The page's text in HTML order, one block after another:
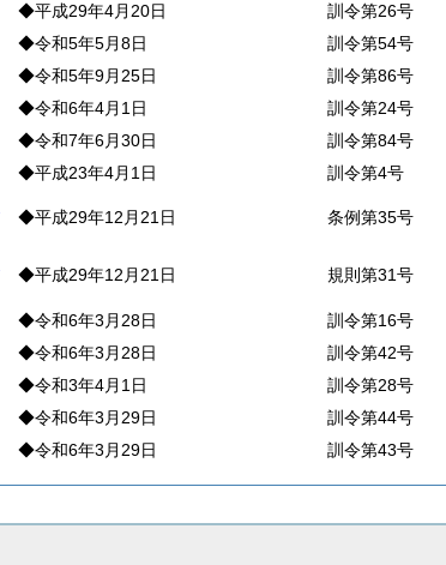
◆平成29年4月20日
訓令第26号
◆令和5年5月8日
訓令第54号
◆令和5年9月25日
訓令第86号
◆令和6年4月1日
訓令第24号
◆令和7年6月30日
訓令第84号
◆平成23年4月1日
訓令第4号
◆平成29年12月21日 条例第35号
◆平成29年12月21日 規則第31号
◆令和6年3月28日
訓令第16号
◆令和6年3月28日
訓令第42号
◆令和3年4月1日
訓令第28号
◆令和6年3月29日
訓令第44号
◆令和6年3月29日 訓令第43号